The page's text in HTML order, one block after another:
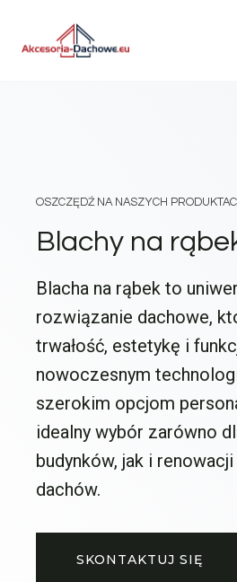
OSZCZĘDŹ NA NASZYCH
Blachy na
Blacha na rąbek to
rozwiązanie dachowe,
trwałość, estetykę i
nowoczesnym
szerokim opcjom
idealny wybór zarówno
budynków, jak i
dachów.
SKONTAKTUJ SIĘ